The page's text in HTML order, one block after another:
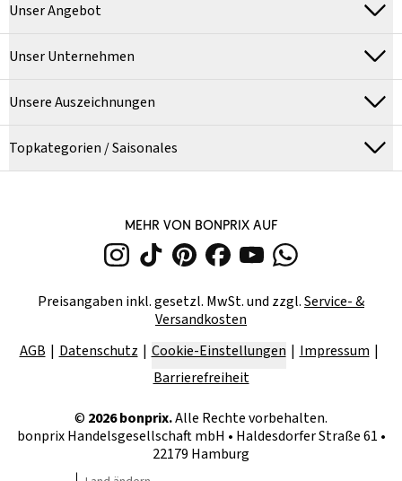
Unser Angebot
Unser Unternehmen
Unsere Auszeichnungen
Topkategorien / Saisonales
MEHR VON BONPRIX AUF
Preisangaben inkl. gesetzl. MwSt. und zzgl.Service- &
Versandkosten
AGB
Datenschutz Cookie-Einstellungen
Impressum
Barrierefreiheit
© 2026bonprix.Alle Rechte vorbehalten.
bonprix Handelsgesellschaft mbH • Haldesdorfer Straße 61 •
22179 Hamburg